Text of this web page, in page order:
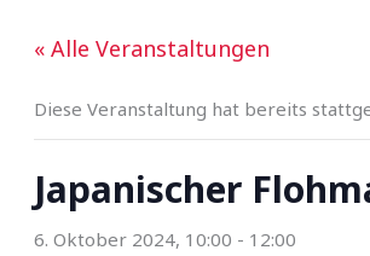
« Alle Veranstaltungen
Diese Veranstaltung hat bereits
Japanischer
6. Oktober 2024, 10:00 - 12:00